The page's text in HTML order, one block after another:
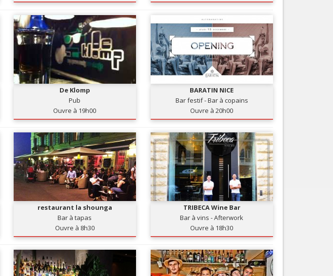
De Klomp
Pub
Ouvre à 19h00
BARATIN NICE
Bar festif - Bar à copains
Ouvre à 20h00
restaurant la shounga
Bar à tapas
Ouvre à 8h30
TRIBECA Wine Bar
Bar à vins - Afterwork
Ouvre à 18h30